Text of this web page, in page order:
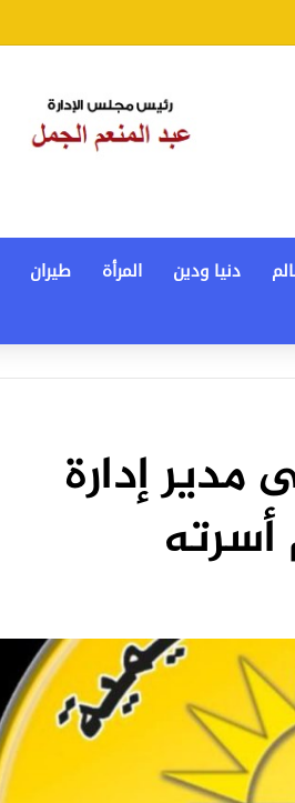
دنيا ودين المرأة طيران
إدارة
أسرته